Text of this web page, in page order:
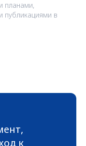
планами,
публикациями в
к